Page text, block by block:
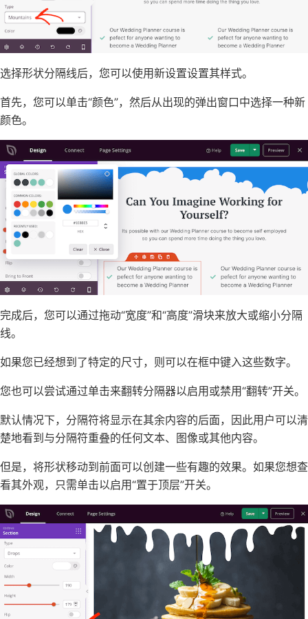
选择形状分隔线后，您可以使用新设置设置其样式。
首先，您可以单击“颜色”，然后从出现的弹出窗口中选择一种新
颜色。
完成后，您可以通过拖动“宽度”和“高度”滑块来放大或缩小分隔
线。
如果您已经想到了特定的尺寸，则可以在框中键入这些数字。
您也可以尝试通过单击来翻转分隔器以启用或禁用“翻转”开关。
默认情况下，分隔符将显示在其余内容的后面，因此用户可以清
楚地看到与分隔符重叠的任何文本、图像或其他内容。
但是，将形状移动到前面可以创建一些有趣的效果。如果您想查
看其外观，只需单击以启用“置于顶层”开关。